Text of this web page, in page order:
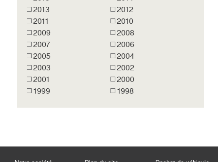
2013
2012
2011
2010
2009
2008
2007
2006
2005
2004
2003
2002
2001
2000
1999
1998